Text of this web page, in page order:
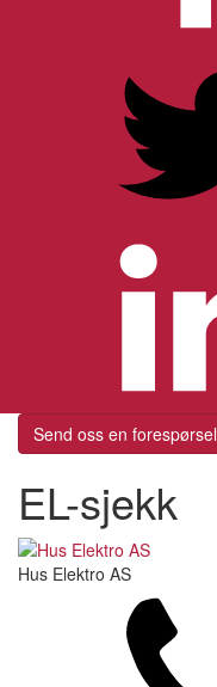
Send oss en forespørsel
EL-sjekk
Hus Elektro AS